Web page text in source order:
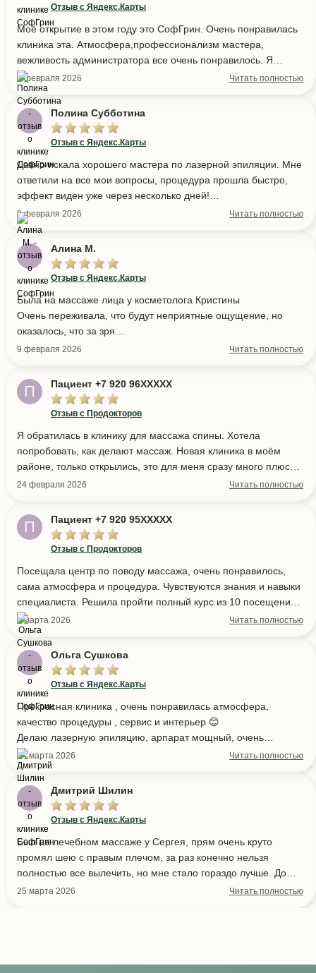
отличное впечатление – стильный дизайн, все очень удобно.
Для меня как дизайнера очень важно пространство, в
котором я нахожусь во время процедур, связанных с
внешностью. Надеюсь, что стану здесь постоянным
клиентом.)
Отзыв с Яндекс.Карты
Моё открытие в этом году это СофГрин. Очень понравилась
клиника эта. Атмосфера,профессионализм мастера,
вежливость администратора все очень понравилось. Я
хотела попробовать пилинг лица, но не знала какой мне
выбрать. Администратор посоветовала не переживать по
этому поводу, а спросить все у косметолога . Косметолог
Кристина объяснила мне какой именно пилинг мне
необходим. Кожа моя готова уже к весне, она сияет, хотя на
улице ещё сильные морозы. Всем рекомендую.
4 февраля 2026 Читать полностью
Полина Субботина
Отзыв с Яндекс.Карты
Давно искала хорошего мастера по лазерной эпиляции. Мне
ответили на все мои вопросы, процедура прошла быстро,
эффект виден уже через несколько дней!
Очень уютное место, обязательно вернусь и на лазер и на
другие процедуры!
Большое спасибо за ваш профессионализм!
8 февраля 2026 Читать полностью
Алина М.
Отзыв с Яндекс.Карты
Была на массаже лица у косметолога Кристины
Очень переживала, что будут неприятные ощущение, но
оказалось, что за зря
Массаж был супер приятным, максимально расслабило,
Косметолог оказалась максимально доброжелательной
девушкой и сразу расположила к себе
Обязательно приду снова, спасибо 🤍
9 февраля 2026 Читать полностью
П Пациент +7 920 96XXXXX
Отзыв с Продокторов
Я обратилась в клинику для массажа спины​. Хотела
попробовать, как делают массаж​. Новая клиника в моём
районе, только открылись, это для меня сразу много плюсов:
стильный интерьер, все новое оборудование, персонал
Все понравилось. Особенно цены в честь открытия. 🙂
Купила сертификат на массаж​ для мамы, отдам её в
надежные руки.
24 февраля 2026 Читать полностью
П Пациент +7 920 95XXXXX
Отзыв с Продокторов
Посещала центр по поводу массажа​, очень понравилось,
сама атмосфера и процедура. Чувствуются знания и навыки
специалиста. Решила пройти полный курс из 10 посещений,
уверена, результат продолжит меня радовать.
7 марта 2026 Читать полностью
Ольга Сушкова
Отзыв с Яндекс.Карты
Прекрасная клиника , очень понравилась атмосфера,
качество процедуры , сервис и интерьер 😊
Делаю лазерную эпиляцию, арпарат мощный, очень
рекомендую!
24 марта 2026 Читать полностью
Дмитрий Шилин
Отзыв с Яндекс.Карты
Был на лечебном массаже у Сергея, прям очень круто
промял шею с правым плечом, за раз конечно нельзя
полностью все вылечить, но мне стало гораздо лучше. До
сеанса было очень больно шею наклонять в сторону, после
все отлично тут
25 марта 2026 Читать полностью